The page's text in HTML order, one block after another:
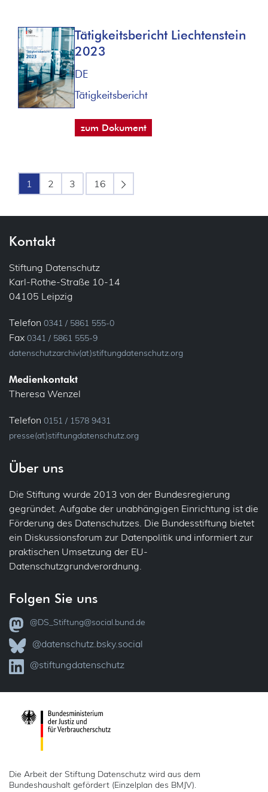
Tätigkeitsbericht Liechtenstein
2023
DE
Tätigkeitsbericht
zum Dokument
1 2 3 16
Kontakt
Stiftung Datenschutz
Karl-Rothe-Straße 10-14
04105 Leipzig
Telefon 0341 / 5861 555-0
Fax 0341 / 5861 555-9
datenschutzarchiv(at)stiftungdatenschutz.org
Medienkontakt
Theresa Wenzel
Telefon 0151 / 1578 9431
presse(at)stiftungdatenschutz.org
Über uns
Die Stiftung wurde 2013 von der Bundesregierung
gegründet. Aufgabe der unabhängigen Einrichtung ist die
Förderung des Datenschutzes. Die Bundesstiftung bietet
ein Diskussionsforum zur Datenpolitik und informiert zur
praktischen Umsetzung der EU-
Datenschutzgrundverordnung.
Folgen Sie uns
@DS_Stiftung@social.bund.de
@datenschutz.bsky.social
@stiftungdatenschutz
Die Arbeit der Stiftung Datenschutz wird aus dem
Bundeshaushalt gefördert (Einzelplan des BMJV).